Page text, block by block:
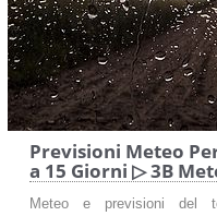
Previsioni Meteo
a 15 Giorni ▷ 3B
Meteo e previsioni del